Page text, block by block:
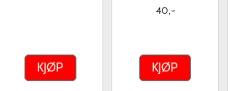
KJØP
40,-
KJØP